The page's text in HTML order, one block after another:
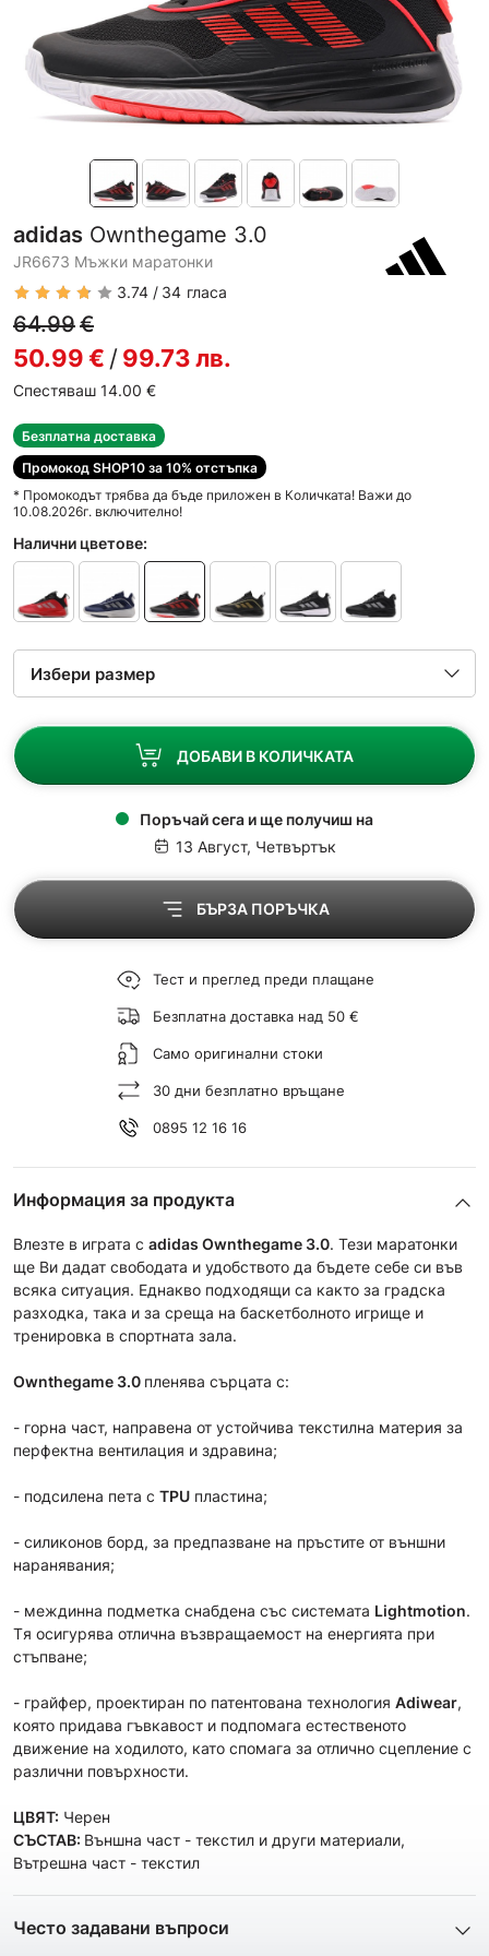
adidas Ownthegame 3.0
JR6673 Мъжки маратонки
3.74
34 гласа
64.99€
50.99€ /99.73лв.
Спестяваш 14.00 €
Безплатна доставка
Промокод SHOP10 за 10% отстъпка
* Промокодът трябва да бъде приложен в Количката! Важи до
10.08.2026г. включително!
Налични цветове:
ДОБАВИ В КОЛИЧКАТА
Поръчай сега и ще получиш на
13 Август, Четвъртък
БЪРЗА ПОРЪЧКА
Тест и преглед преди плащане
Безплатна доставка над 50 €
Само оригинални стоки
30 дни безплатно връщане
0895 12 16 16
Информация за продукта
Влезте в играта с adidas Ownthegame 3.0. Тези маратонки
ще Ви дадат свободата и удобството да бъдете себе си във
всяка ситуация. Еднакво подходящи са както за градска
разходка, така и за среща на баскетболното игрище и
тренировка в спортната зала.
Ownthegame 3.0 пленява сърцата с:
- горна част, направена от устойчива текстилна материя за
перфектна вентилация и здравина;
- подсилена пета с TPU пластина;
- силиконов борд, за предпазване на пръстите от външни
наранявания;
- междинна подметка снабдена със системата Lightmotion.
Tя осигурява отлична възвращаемост на енергията при
стъпване;
- грайфер, проектиран по патентована технология Adiwear,
която придава гъвкавост и подпомага естественото
движение на ходилото, като спомага за отлично сцепление с
различни повърхности.
ЦВЯТ: Черен
СЪСТАВ: Външна част - текстил и други материали,
Вътрешна част - текстил
Често задавани въпроси